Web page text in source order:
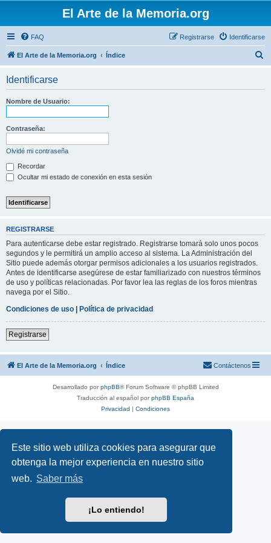
Este sitio web utiliza cookies para asegurar que
obtenga la mejor experiencia en nuestro sitio
web. Saber más
¡Lo entiendo!
El Arte de la Memoria.org
FAQ Identificarse
Registrarse
El Arte de la Memoria.org Índice
Identificarse
Nombre de Usuario:
Contraseña:
Olvidé mi contraseña
Recordar
Ocultar mi estado de conexión en esta sesión
REGISTRARSE
Para autenticarse debe estar registrado. Registrarse tomará solo unos pocos
segundos y le permitirá un amplio acceso al sistema. La Administración del
Sitio puede además otorgar permisos adicionales a los usuarios registrados.
Antes de identificarse asegúrese de estar familiarizado con nuestros términos
de uso y políticas relacionadas. Por favor lea las reglas de los foros mientras
navega por el Sitio.
Condiciones de uso | Política de privacidad
Registrarse
El Arte de la Memoria.org Índice Contáctenos
Desarrollado porphpBB® Forum Software © phpBB Limited
Traducción al español porphpBB España
Privacidad | Condiciones